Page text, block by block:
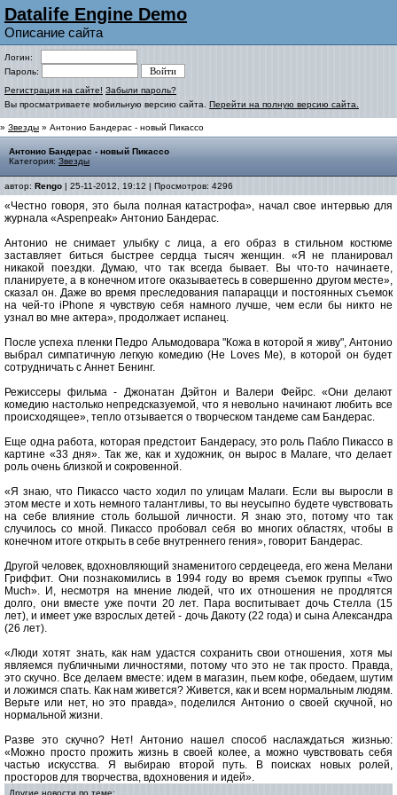
Datalife Engine Demo
Описание сайта
Логин:
Пароль:
Регистрация на сайте! Забыли пароль?
Вы просматриваете мобильную версию сайта. Перейти на полную версию сайта.
» Звезды » Антонио Бандерас - новый Пикассо
Антонио Бандерас - новый Пикассо
Категория: Звезды
автор: Rengo | 25-11-2012, 19:12 | Просмотров: 4296
«Честно говоря, это была полная катастрофа», начал свое интервью для
журнала «Aspenpeak» Антонио Бандерас.
Антонио не снимает улыбку с лица, а его образ в стильном костюме
заставляет биться быстрее сердца тысяч женщин. «Я не планировал
никакой поездки. Думаю, что так всегда бывает. Вы что-то начинаете,
планируете, а в конечном итоге оказываетесь в совершенно другом месте»,
сказал он. Даже во время преследования папарацци и постоянных съемок
на чей-то iPhone я чувствую себя намного лучше, чем если бы никто не
узнал во мне актера», продолжает испанец.
После успеха пленки Педро Альмодовара "Кожа в которой я живу", Антонио
выбрал симпатичную легкую комедию (He Loves Me), в которой он будет
сотрудничать с Аннет Бенинг.
Режиссеры фильма - Джонатан Дэйтон и Валери Фейрс. «Они делают
комедию настолько непредсказуемой, что я невольно начинают любить все
происходящее», тепло отзывается о творческом тандеме сам Бандерас.
Еще одна работа, которая предстоит Бандерасу, это роль Пабло Пикассо в
картине «33 дня». Так же, как и художник, он вырос в Малаге, что делает
роль очень близкой и сокровенной.
«Я знаю, что Пикассо часто ходил по улицам Малаги. Если вы выросли в
этом месте и хоть немного талантливы, то вы неусыпно будете чувствовать
на себе влияние столь большой личности. Я знаю это, потому что так
случилось со мной. Пикассо пробовал себя во многих областях, чтобы в
конечном итоге открыть в себе внутреннего гения», говорит Бандерас.
Другой человек, вдохновляющий знаменитого сердецееда, его жена Мелани
Гриффит. Они познакомились в 1994 году во время съемок группы «Two
Much». И, несмотря на мнение людей, что их отношения не продлятся
долго, они вместе уже почти 20 лет. Пара воспитывает дочь Стелла (15
лет), и имеет уже взрослых детей - дочь Дакоту (22 года) и сына Александра
(26 лет).
«Люди хотят знать, как нам удастся сохранить свои отношения, хотя мы
являемся публичными личностями, потому что это не так просто. Правда,
это скучно. Все делаем вместе: идем в магазин, пьем кофе, обедаем, шутим
и ложимся спать. Как нам живется? Живется, как и всем нормальным людям.
Верьте или нет, но это правда», поделился Антонио о своей скучной, но
нормальной жизни.
Разве это скучно? Нет! Антонио нашел способ наслаждаться жизнью:
«Можно просто прожить жизнь в своей колее, а можно чувствовать себя
частью искусства. Я выбираю второй путь. В поисках новых ролей,
просторов для творчества, вдохновения и идей».
Другие новости по теме: